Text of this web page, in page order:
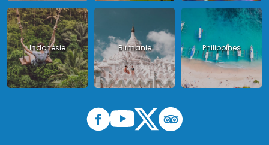
Indonésie Birmanie Philippines